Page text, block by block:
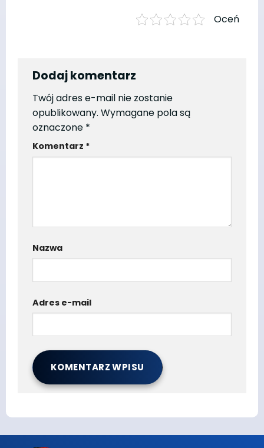
Oceń
Dodaj komentarz
Twój adres e-mail nie zostanie
opublikowany. Wymagane pola są
oznaczone *
Komentarz *
Nazwa
Adres e-mail